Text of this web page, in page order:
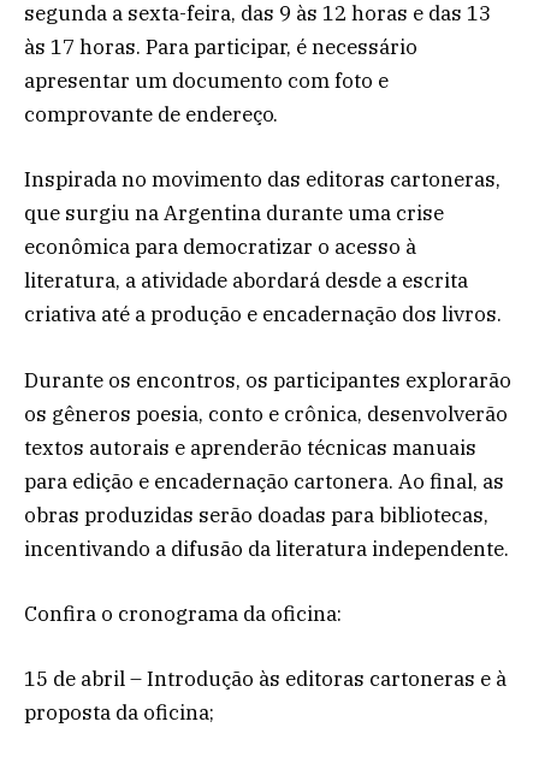
segunda a sexta-feira, das 9 às 12 horas e das 13
às 17 horas. Para participar, é necessário
apresentar um documento com foto e
comprovante de endereço.
Inspirada no movimento das editoras cartoneras,
que surgiu na Argentina durante uma crise
econômica para democratizar o acesso à
literatura, a atividade abordará desde a escrita
criativa até a produção e encadernação dos livros.
Durante os encontros, os participantes explorarão
os gêneros poesia, conto e crônica, desenvolverão
textos autorais e aprenderão técnicas manuais
para edição e encadernação cartonera. Ao final, as
obras produzidas serão doadas para bibliotecas,
incentivando a difusão da literatura independente.
Confira o cronograma da oficina:
15 de abril – Introdução às editoras cartoneras e à
proposta da oficina;